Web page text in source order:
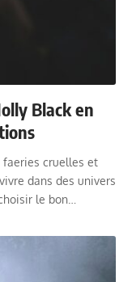
Black en
faeries cruelles et
dans des univers
le bon…